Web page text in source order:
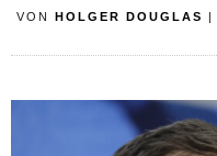
VON HOLGER DOUGLAS